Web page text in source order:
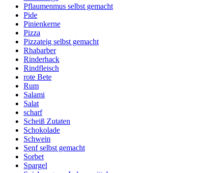
Pflaumenmus selbst gemacht
Pide
Pinienkerne
Pizza
Pizzateig selbst gemacht
Rhabarber
Rinderhack
Rindfleisch
rote Bete
Rum
Salami
Salat
scharf
Scheiß Zutaten
Schokolade
Schwein
Senf selbst gemacht
Sorbet
Spargel